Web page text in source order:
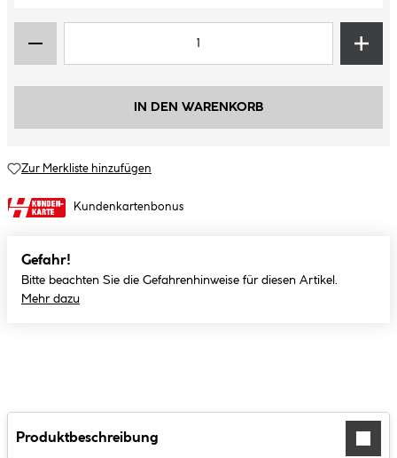
IN DEN WARENKORB
Zur Merkliste hinzufügen
Kundenkartenbonus
Gefahr!
Bitte beachten Sie die Gefahrenhinweise für diesen Artikel.
Mehr dazu
Produktbeschreibung